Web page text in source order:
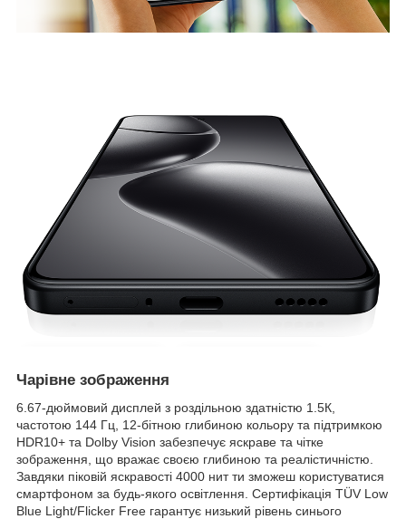
Чарівне зображення
6.67-дюймовий дисплей з роздільною здатністю 1.5К,
частотою 144 Гц, 12-бітною глибиною кольору та підтримкою
HDR10+ та Dolby Vision забезпечує яскраве та чітке
зображення, що вражає своєю глибиною та реалістичністю.
Завдяки піковій яскравості 4000 нит ти зможеш користуватися
смартфоном за будь-якого освітлення. Сертифікація TÜV Low
Blue Light/Flicker Free гарантує низький рівень синього